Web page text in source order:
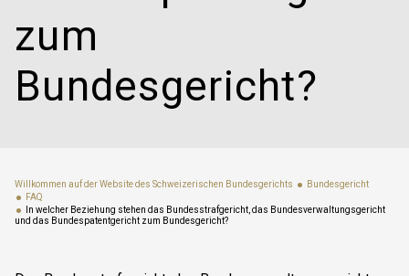
zum
Bundesgericht?
Willkommen auf der Website des Schweizerischen Bundesgerichts
Bundesgericht
FAQ
In welcher Beziehung stehen das Bundesstrafgericht, das Bundesverwaltungsgericht
und das Bundespatentgericht zum Bundesgericht?